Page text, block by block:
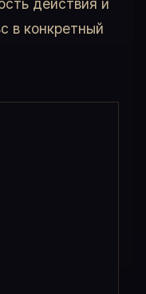
в конкретный